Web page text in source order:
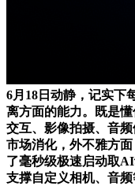
6月18日动静，记实下
离方面的能力。既是
交互、影像拍摄、音
市场消化，外不雅方
了毫秒级极速启动取
支撑自定义相机、音